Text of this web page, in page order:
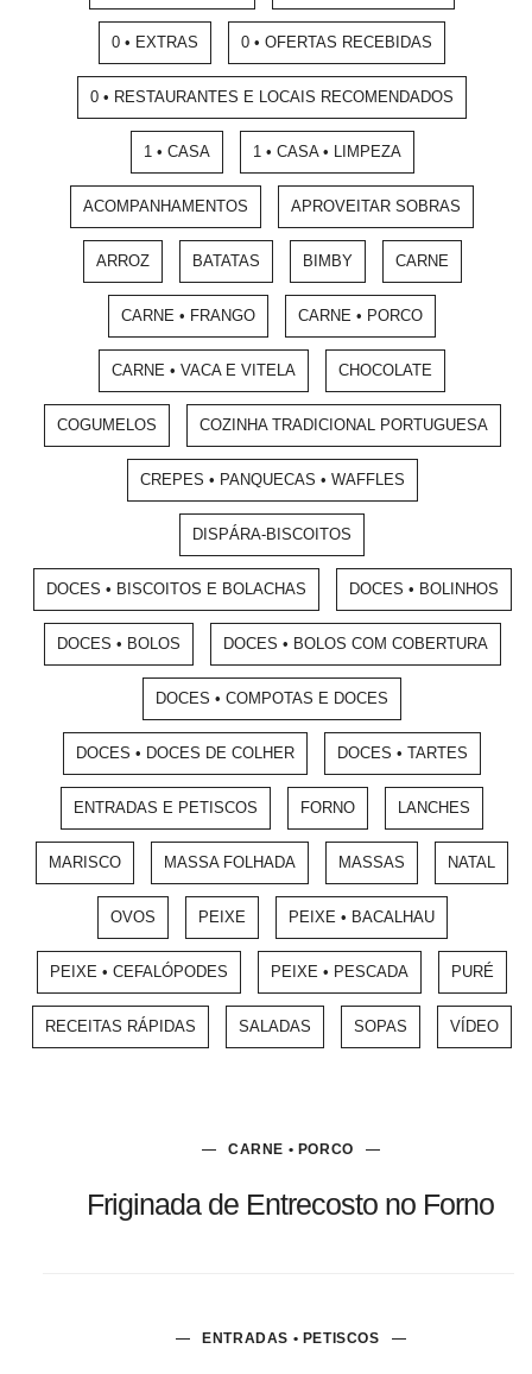
0 • EXTRAS 0 • OFERTAS RECEBIDAS
0 • RESTAURANTES E LOCAIS RECOMENDADOS
1 • CASA 1 • CASA • LIMPEZA
ACOMPANHAMENTOS APROVEITAR SOBRAS
ARROZ BATATAS BIMBY CARNE
CARNE • FRANGO CARNE • PORCO
CARNE • VACA E VITELA CHOCOLATE
COGUMELOS COZINHA TRADICIONAL PORTUGUESA
CREPES • PANQUECAS • WAFFLES
DISPÁRA-BISCOITOS
DOCES • BISCOITOS E BOLACHAS DOCES • BOLINHOS
DOCES • BOLOS DOCES • BOLOS COM COBERTURA
DOCES • COMPOTAS E DOCES
DOCES • DOCES DE COLHER DOCES • TARTES
ENTRADAS E PETISCOS FORNO LANCHES
MARISCO MASSA FOLHADA MASSAS NATAL
OVOS PEIXE PEIXE • BACALHAU
PEIXE • CEFALÓPODES PEIXE • PESCADA PURÉ
RECEITAS RÁPIDAS SALADAS SOPAS VÍDEO
CARNE • PORCO
Friginada de Entrecosto no Forno
ENTRADAS • PETISCOS